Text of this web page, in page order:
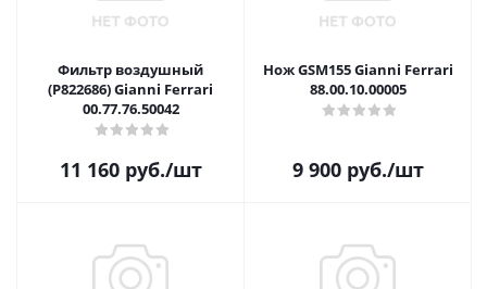
Фильтр воздушный
(P822686) Gianni Ferrari
00.77.76.50042
11 160руб./шт
Нож GSM155 Gianni Ferrari
88.00.10.00005
9 900руб./шт